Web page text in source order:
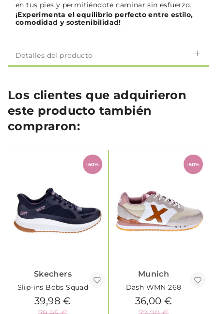
en tus pies y permitiéndote caminar sin esfuerzo.
¡Experimenta el equilibrio perfecto entre estilo,
comodidad y sostenibilidad!
Detalles del producto
Los clientes que adquirieron
este producto también
compraron:
-50%
Skechers
Slip-ins Bobs Squad
39,98 €
-50%
Munich
Dash WMN 268
36,00 €